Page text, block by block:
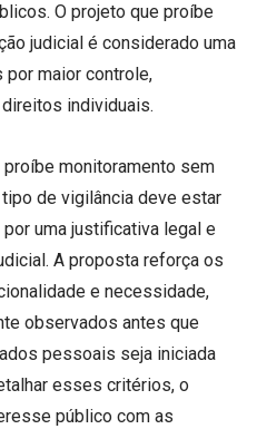
O projeto que proíbe
judicial é considerado uma
maior controle,
individuais.
monitoramento sem
de vigilância deve estar
uma justificativa legal e
A proposta reforça os
e necessidade,
observados antes que
pessoais seja iniciada
esses critérios, o
público com as